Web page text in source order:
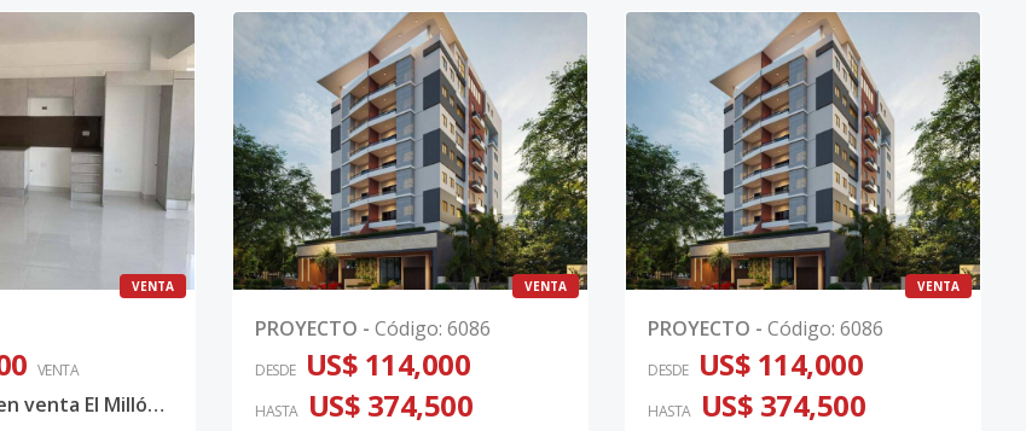
VENTA
VENTA
Apartamento en venta El Millón Santo Domingo
VENTA
PROYECTO - Código: 6086
DESDE US$ 114,000
HASTA US$ 374,500
VENTA
PROYECTO - Código: 6086
DESDE US$ 114,000
HASTA US$ 374,500